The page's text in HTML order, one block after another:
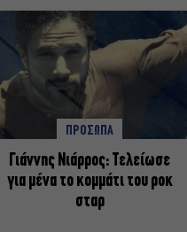
ΠΡΟΣΩΠΑ
Γιάννης Νιάρρος: Τελείωσε
για μένα το κομμάτι του ροκ
σταρ